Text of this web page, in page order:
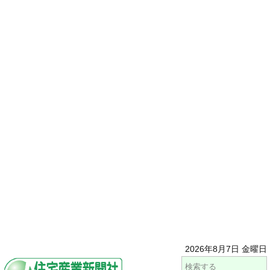
2026年8月7日 金曜日